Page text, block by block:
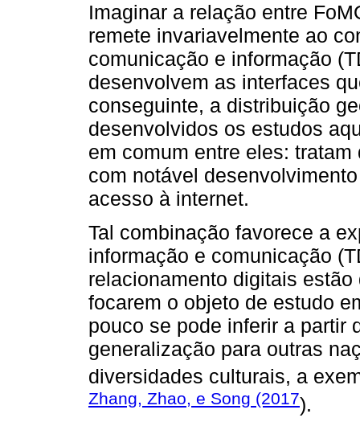
Imaginar a relação entre
remete invariavelmente ao
comunicação e informação
desenvolvem as interfaces
conseguinte, a distribuição
desenvolvidos os estudos
em comum entre eles:
com notável
acesso à internet.
Tal combinação favorece a
informação e comunicação
relacionamento digitais
focarem o objeto de estudo
pouco se pode inferir a partir
generalização para outras
diversidades culturais, a
Zhang, Zhao, e Song (2017).